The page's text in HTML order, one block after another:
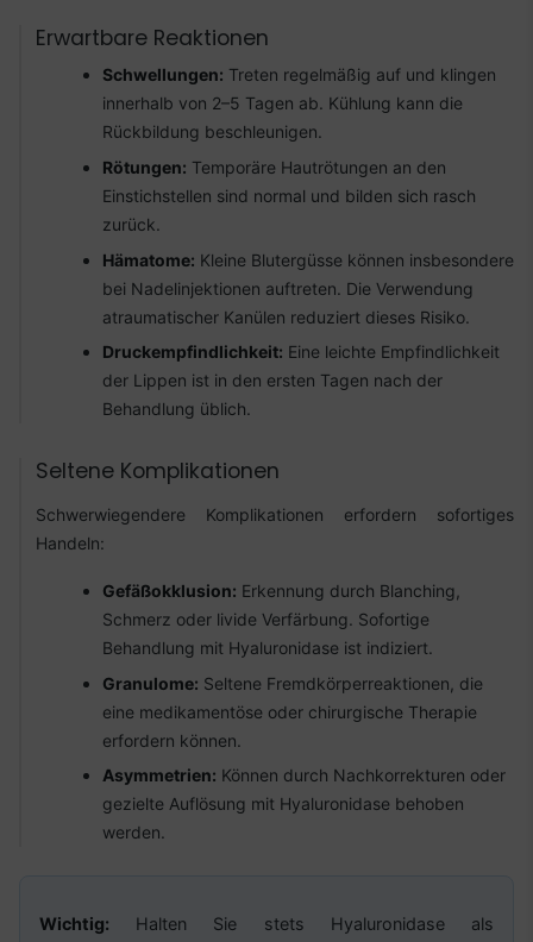
Erwartbare Reaktionen
Schwellungen: Treten regelmäßig auf und klingen
innerhalb von 2–5 Tagen ab. Kühlung kann die
Rückbildung beschleunigen.
Rötungen: Temporäre Hautrötungen an den
Einstichstellen sind normal und bilden sich rasch
zurück.
Hämatome: Kleine Blutergüsse können insbesondere
bei Nadelinjektionen auftreten. Die Verwendung
atraumatischer Kanülen reduziert dieses Risiko.
Druckempfindlichkeit: Eine leichte Empfindlichkeit
der Lippen ist in den ersten Tagen nach der
Behandlung üblich.
Seltene Komplikationen
Schwerwiegendere Komplikationen erfordern sofortiges
Handeln:
Gefäßokklusion: Erkennung durch Blanching,
Schmerz oder livide Verfärbung. Sofortige
Behandlung mit Hyaluronidase ist indiziert.
Granulome: Seltene Fremdkörperreaktionen, die
eine medikamentöse oder chirurgische Therapie
erfordern können.
Asymmetrien: Können durch Nachkorrekturen oder
gezielte Auflösung mit Hyaluronidase behoben
werden.
Wichtig: Halten Sie stets Hyaluronidase als